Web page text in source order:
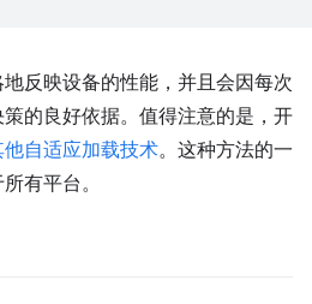
反映设备的性能，并且会因每次
的良好依据。值得注意的是，开
他自适应加载技术。这种方法的一
有平台。